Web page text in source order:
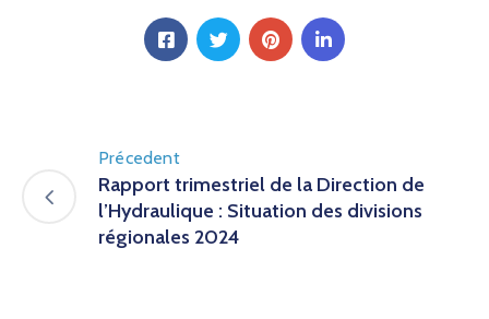
Précedent
Rapport trimestriel de la Direction de
l’Hydraulique : Situation des divisions
régionales 2024